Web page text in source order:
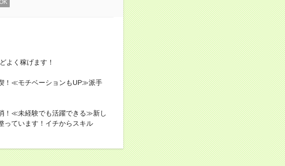
よく稼げます！
！≪モチベーションもUP≫派手
！≪未経験でも活躍できる≫新し
っています！イチからスキル